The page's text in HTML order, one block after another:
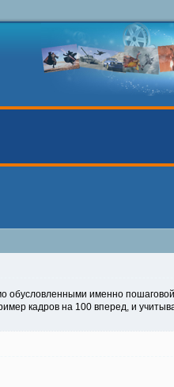
обусловленными именно
кадров на 100 вперед, и